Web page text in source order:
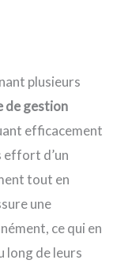
plusieurs
de gestion
efficacement
effort d’un
tout en
une
ce qui en
long de leurs